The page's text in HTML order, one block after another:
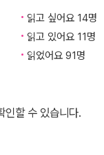
을 떠난 무용가 피
클하게 재현한 3D영
우쉬와 공동으로 준
에, 관객들에게 새
베를린에 살고 있
의 영화 세계를 굳
거장. 우리가
열정적인 사진작가
계에서 그의 명성
서의 정체성이 더
파리, 텍사스」로 칸
인화하기 시작했다.
읽고 싶어요 14명
읽고 있어요 11명
읽었어요 91명
인할 수 있습니다.